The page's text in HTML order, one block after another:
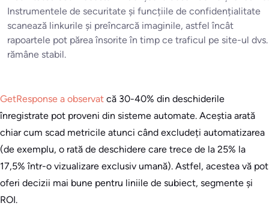
Instrumentele de securitate și funcțiile de confidențialitate
scanează linkurile și preîncarcă imaginile, astfel încât
rapoartele pot părea însorite în timp ce traficul pe site-ul dvs.
rămâne stabil.
GetResponse a observat că 30-40% din deschiderile
înregistrate pot proveni din sisteme automate. Aceștia arată
chiar cum scad metricile atunci când excludeți automatizarea
(de exemplu, o rată de deschidere care trece de la 25% la
17,5% într-o vizualizare exclusiv umană). Astfel, acestea vă pot
oferi decizii mai bune pentru liniile de subiect, segmente și
ROI.